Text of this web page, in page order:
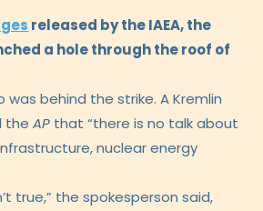
released by the IAEA, the
a hole through the roof of
was behind the strike. A Kremlin
theAP that “there is no talk about
nuclear energy
true,” the spokesperson said,